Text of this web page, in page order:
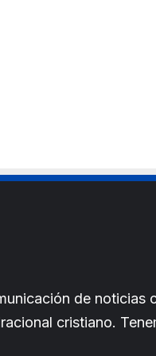
de noticias
cristiano.